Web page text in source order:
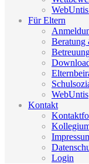
WebUntis_
Für Eltern
Beratung
WebUntis
Kontakt
Login